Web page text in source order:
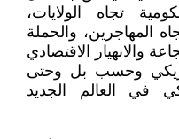
تجاه الولايات،
المهاجرين، والحملة
والانهيار الاقتصادي
وحسب بل وحتى
في العالم الجديد